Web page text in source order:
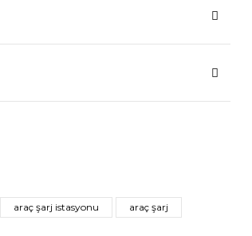
araç şarj istasyonu
araç şarj